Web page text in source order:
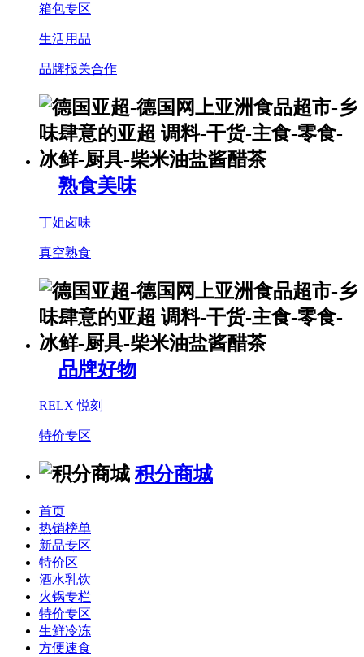
箱包专区
生活用品
品牌报关合作
熟食美味
丁姐卤味
真空熟食
品牌好物
RELX 悦刻
特价专区
积分商城
首页
热销榜单
新品专区
特价区
酒水乳饮
火锅专栏
特价专区
生鲜冷冻
方便速食